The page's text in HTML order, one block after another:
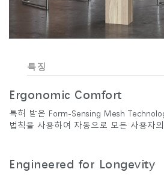
특징
Ergonomic Comfort
특허 받은 Form-Sensing Mesh
법칙을 사용하여 자동으로 모든 사용자
Engineered for Longevity